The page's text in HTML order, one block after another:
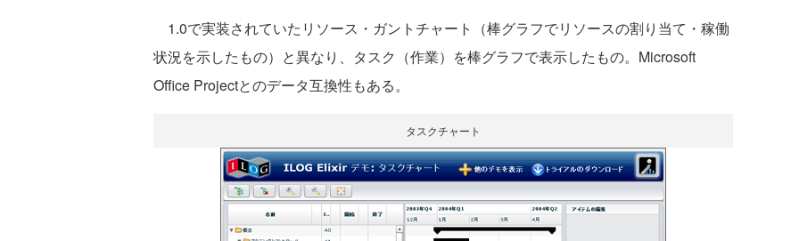
1.0で実装されていたリソース・ガントチャート（棒グラフでリソースの割り当て・稼働
状況を示したもの）と異なり、タスク（作業）を棒グラフで表示したもの。Microsoft
Office Projectとのデータ互換性もある。
タスクチャート